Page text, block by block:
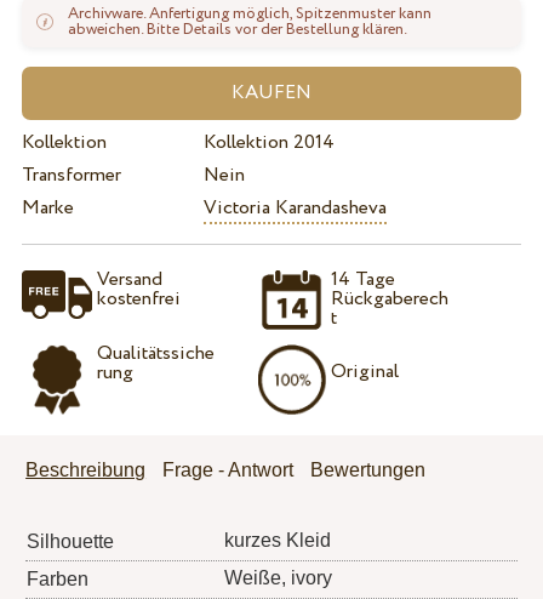
Archivware. Anfertigung möglich, Spitzenmuster kann
abweichen. Bitte Details vor der Bestellung klären.
Kollektion
Kollektion 2014
Transformer
Nein
Marke
Victoria Karandasheva
Versand
kostenfrei
Qualitätssiche
rung
14 Tage
Rückgaberech
t
Original
Beschreibung Frage - Antwort Bewertungen
Silhouette
kurzes Kleid
Farben
Weiße, ivory